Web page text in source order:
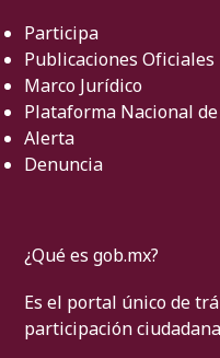
Participa
Publicaciones Oficiales
Marco Jurídico
Plataforma Nacional
Alerta
Denuncia
¿Qué es gob.mx?
Es el portal único de
participación